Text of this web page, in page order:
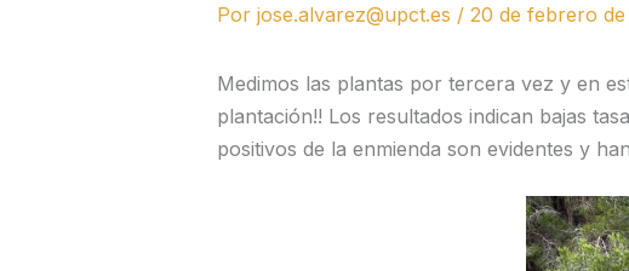
Por jose.alvarez@upct.es / 20 de febrero de
Medimos las plantas por tercera vez y en
plantación!! Los resultados indican bajas
positivos de la enmienda son evidentes y